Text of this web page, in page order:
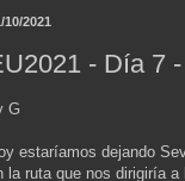
10/2021
- Día 7
G
estaríamos dejando
la ruta que nos dirigiría